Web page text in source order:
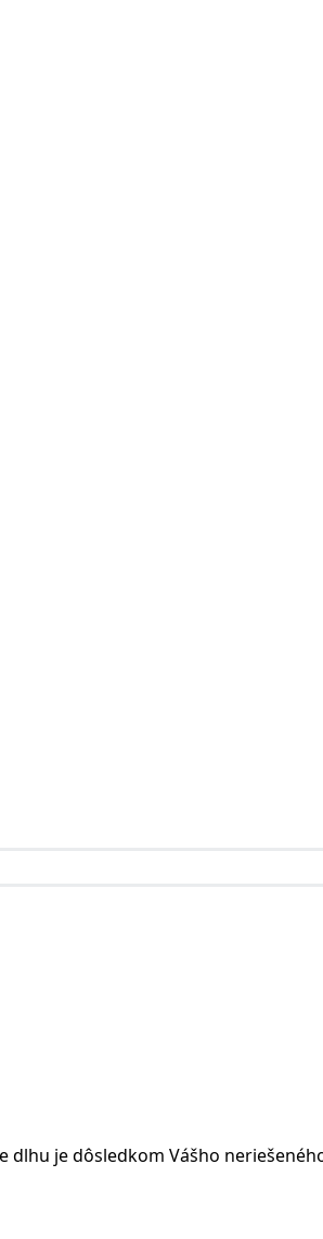
dlhu je dôsledkom Vášho